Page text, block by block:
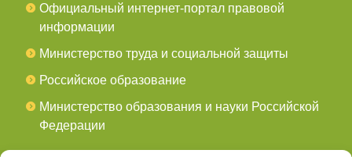
Официальный интернет-портал правовой
информации
Министерство труда и социальной защиты
Российское образование
Министерство образования и науки Российской
Федерации